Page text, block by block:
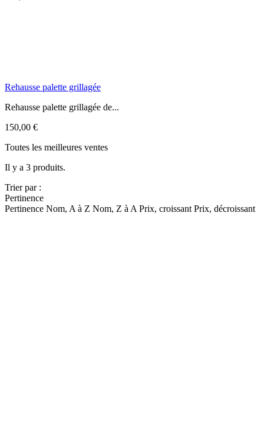
Rehausse palette grillagée
Rehausse palette grillagée de...
150,00 €
Toutes les meilleures ventes
Il y a 3 produits.
Trier par :
Pertinence
Pertinence Nom, A à Z Nom, Z à A Prix, croissant Prix, décroissant